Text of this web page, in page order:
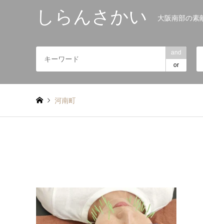
しらんさかい 大阪南部の素
and
or
河南町